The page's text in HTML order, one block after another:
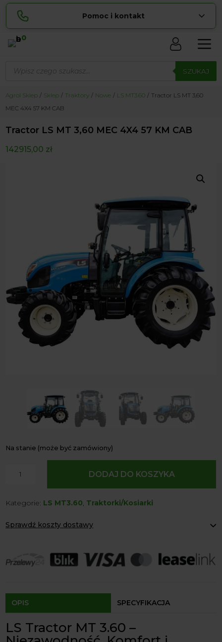
Pomoc i kontakt
Lucyna
pokaż numer
534 853 ... pokaż numer
0
produktów SZUKAJ
Agrol Sklep Sklep Traktory Nowe LS MT3.60
Tractor LS MT 3,60
MEC 4X4 57 KM CAB
Tractor LS MT 3,60 MEC 4X4 57 KM CAB
142915,00 zł
Na stanie (może być zamówiony)
MT
MEC
KM
DODAJ DO KOSZYKA
Kategorie: LS MT3.60, Traktorki/Kosiarki
Sprawdź koszty dostawy
Agrol transport: 200 zł
Agrol transport gabaryty: ustalane indywidualnie
Dostępność form dostawy i ceny uzależniona od produktu.
OPIS SPECYFIKACJA
LS Tractor MT 3.60 –